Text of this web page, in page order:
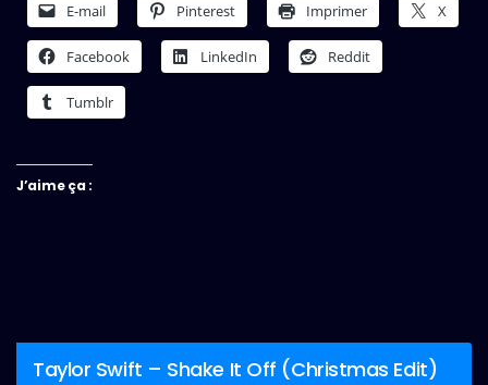
E-mail Pinterest Imprimer X
Facebook LinkedIn Reddit
Tumblr
J’aime ça :
Taylor Swift – Shake It Off (Christmas Edit)